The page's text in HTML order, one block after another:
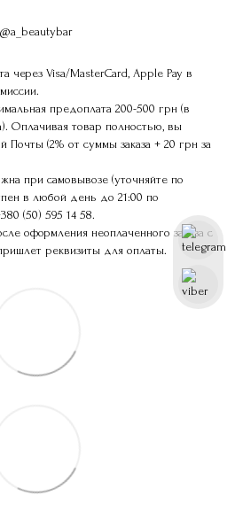
@a_beautybar
через Visa/MasterCard, Apple Pay в
предоплата 200-500 грн (в
Оплачивая товар полностью, вы
Почты (2% от суммы заказа + 20 грн за
при самовывозе (уточняйте по
в любой день до 21:00 по
(50) 595 14 58.
оформления неоплаченного заказа с
реквизиты для оплаты.